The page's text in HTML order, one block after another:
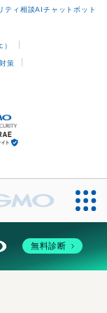
ティ相談AIチャットボット
策
無料診断